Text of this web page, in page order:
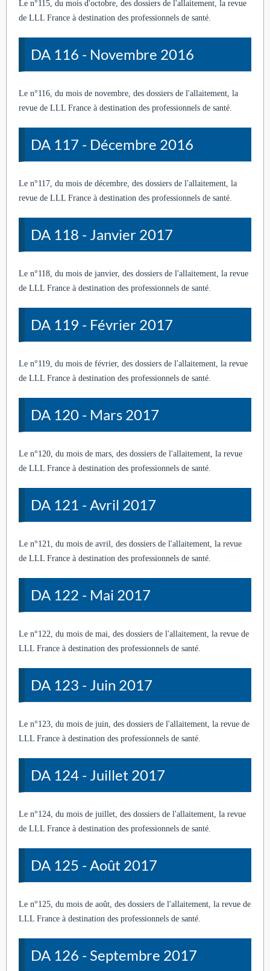
Le n°115, du mois d'octobre, des dossiers de l'allaitement, la revue
de LLL France à destination des professionnels de santé.
DA 116 - Novembre 2016
Le n°116, du mois de novembre, des dossiers de l'allaitement, la
revue de LLL France à destination des professionnels de santé.
DA 117 - Décembre 2016
Le n°117, du mois de décembre, des dossiers de l'allaitement, la
revue de LLL France à destination des professionnels de santé.
DA 118 - Janvier 2017
Le n°118, du mois de janvier, des dossiers de l'allaitement, la revue
de LLL France à destination des professionnels de santé.
DA 119 - Février 2017
Le n°119, du mois de février, des dossiers de l'allaitement, la revue
de LLL France à destination des professionnels de santé.
DA 120 - Mars 2017
Le n°120, du mois de mars, des dossiers de l'allaitement, la revue
de LLL France à destination des professionnels de santé.
DA 121 - Avril 2017
Le n°121, du mois de avril, des dossiers de l'allaitement, la revue
de LLL France à destination des professionnels de santé.
DA 122 - Mai 2017
Le n°122, du mois de mai, des dossiers de l'allaitement, la revue de
LLL France à destination des professionnels de santé.
DA 123 - Juin 2017
Le n°123, du mois de juin, des dossiers de l'allaitement, la revue de
LLL France à destination des professionnels de santé.
DA 124 - Juillet 2017
Le n°124, du mois de juillet, des dossiers de l'allaitement, la revue
de LLL France à destination des professionnels de santé.
DA 125 - Août 2017
Le n°125, du mois de août, des dossiers de l'allaitement, la revue de
LLL France à destination des professionnels de santé.
DA 126 - Septembre 2017